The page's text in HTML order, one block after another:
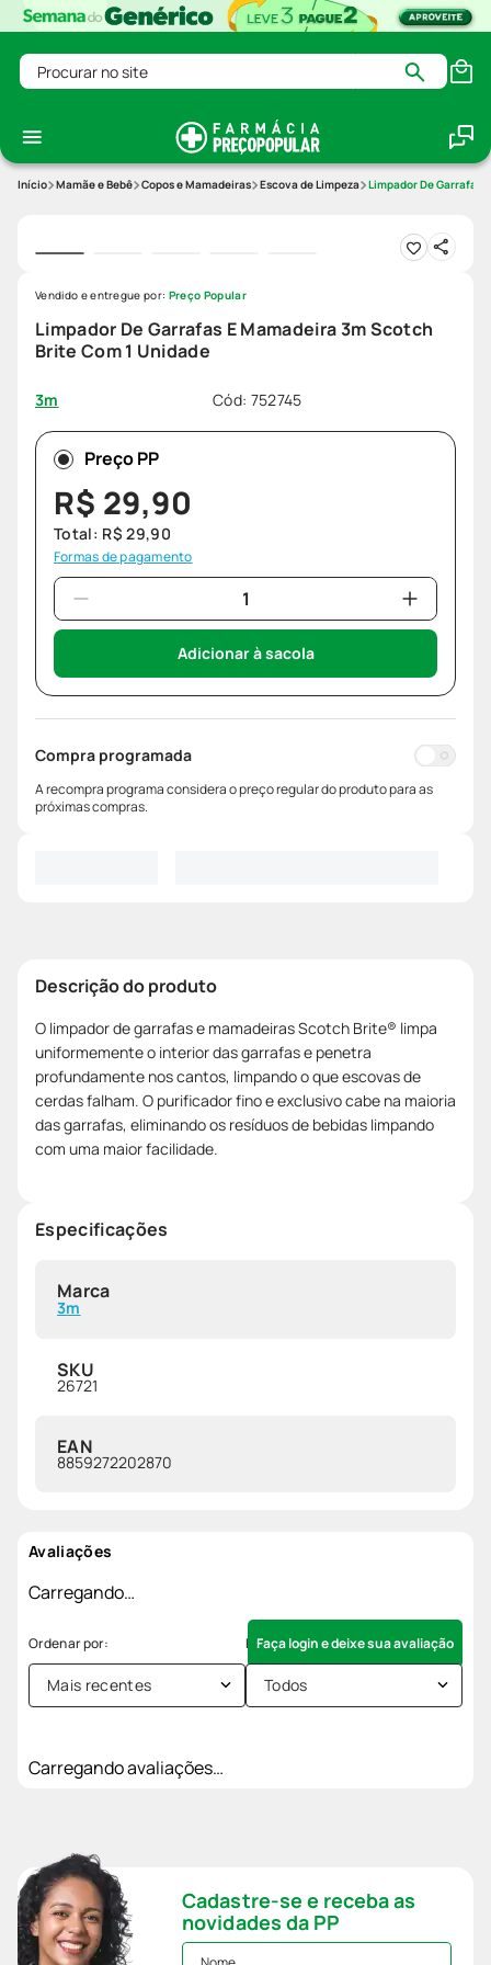
Procurar no site
Mamãe e Bebê Copos e Mamadeiras Escova de Limpeza Limpador De Garrafas
Limpador De Garrafas E Mamadeira 3m Scotch
Brite Com 1 Unidade
3m Cód: 752745
Vendido e entregue por: Preço Popular
Preço PP
R$ 29,90
Total: R$ 29,90
Formas de pagamento
Adicionar à sacola
Compra programada
A recompra programa considera o preço regular do produto para as
próximas compras.
Descrição do produto
O limpador de garrafas e mamadeiras Scotch Brite® limpa
uniformemente o interior das garrafas e penetra
profundamente nos cantos, limpando o que escovas de
cerdas falham. O purificador fino e exclusivo cabe na maioria
das garrafas, eliminando os resíduos de bebidas limpando
com uma maior facilidade.
Especificações
Marca
3m
SKU
26721
EAN
8859272202870
Avaliações
Carregando…
Faça login e deixe sua avaliação
Mais recentes Todos
Carregando avaliações…
Cadastre-se e receba as
novidades da PP